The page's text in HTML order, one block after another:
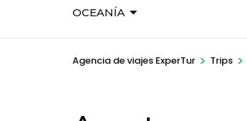
OCEANÍA
Agencia de viajes ExperTur > Trips >